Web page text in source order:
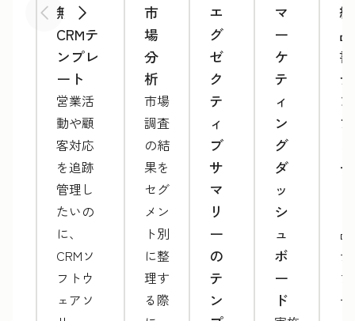
前へ 次へ
無料
CRMテ
ンプレ
ート
営業活
動や顧
客対応
を追跡
管理し
たいの
に、
CRMソ
フトウ
ェアソ
市
場
分
析
市場
調査
の結
果を
セグ
メン
ト別
に整
理す
る際
エ
グ
ゼ
ク
テ
ィ
ブ
サ
マ
リ
ー
の
テ
ン
マ
ー
ケ
テ
ィ
ン
グ
ダ
ッ
シ
ュ
ボ
ー
ド
納
品
書
テ
ン
プ
ー
ー